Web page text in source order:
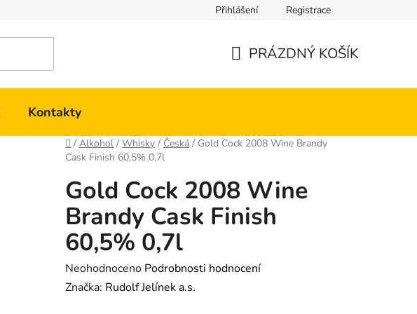
Přihlášení Registrace
PRÁZDNÝ KOŠÍK
Kontakty
Domů
/ Alkohol / Whisky / Česká / Gold Cock 2008 Wine Brandy
Cask Finish 60,5% 0,7l
Gold Cock 2008 Wine
Brandy Cask Finish
60,5% 0,7l
Průměrné
hodnocení
Neohodnoceno Podrobnosti hodnocení
Značka: Rudolf Jelínek a.s.